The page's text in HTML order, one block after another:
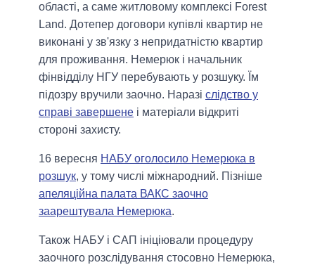
області, а саме житловому комплексі Forest
Land. Дотепер договори купівлі квартир не
виконані у зв'язку з непридатністю квартир
для проживання. Немерюк і начальник
фінвідділу НГУ перебувають у розшуку. Їм
підозру вручили заочно. Наразі слідство у
справі завершене і матеріали відкриті
стороні захисту.
16 вересня НАБУ оголосило Немерюка в
розшук, у тому числі міжнародний. Пізніше
апеляційна палата ВАКС заочно
заарештувала Немерюка.
Також НАБУ і САП ініціювали процедуру
заочного розслідування стосовно Немерюка,